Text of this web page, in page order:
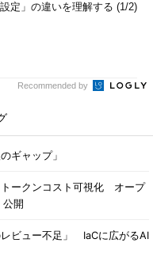
定」の違いを理解する (1/2)
Recommended by
ギャップ」
ークンコスト可視化 オープ
開
ビュー不足」 IaCに広がるAI